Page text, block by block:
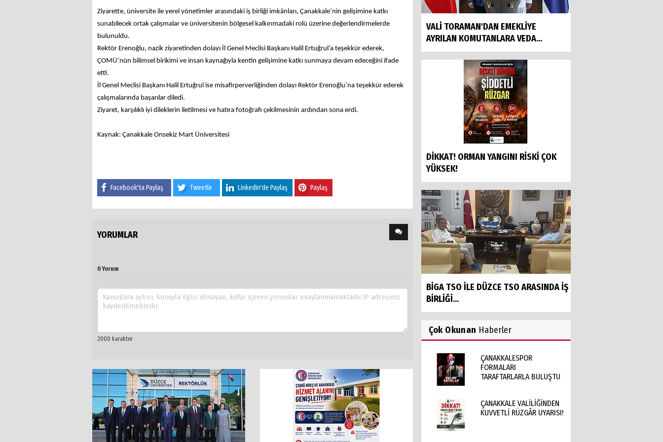
Ziyarette, üniversite ile yerel yönetimler arasındaki iş birliği imkânları, Çanakkale’nin gelişimine katkı
sunabilecek ortak çalışmalar ve üniversitenin bölgesel kalkınmadaki rolü üzerine değerlendirmelerde
bulunuldu.
Rektör Erenoğlu, nazik ziyaretinden dolayı İl Genel Meclisi Başkanı Halil Ertuğrul’a teşekkür ederek,
ÇOMÜ’nün bilimsel birikimi ve insan kaynağıyla kentin gelişimine katkı sunmaya devam edeceğini ifade
etti.
İl Genel Meclisi Başkanı Halil Ertuğrul ise misafirperverliğinden dolayı Rektör Erenoğlu’na teşekkür ederek
çalışmalarında başarılar diledi.
Ziyaret, karşılıklı iyi dileklerin iletilmesi ve hatıra fotoğrafı çekilmesinin ardından sona erdi.
Kaynak: Çanakkale Onsekiz Mart Üniversitesi
Facebook'ta Paylaş Tweetle Linkedin'de Paylaş Paylaş
YORUMLAR
0 Yorum
VALİ TORAMAN'DAN EMEKLİYE
AYRILAN KOMUTANLARA VEDA...
DİKKAT! ORMAN YANGINI RİSKİ ÇOK
YÜKSEK!
BİGA TSO İLE DÜZCE TSO ARASINDA İŞ
BİRLİĞİ...
Çok Okunan Haberler
ÇANAKKALESPOR
FORMALARI
TARAFTARLARLA BULUŞTU
ÇANAKKALE VALİLİĞİNDEN
KUVVETLİ RÜZGÂR UYARISI!